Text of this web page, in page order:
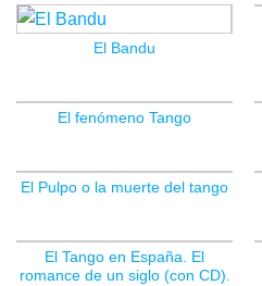
El Bandu
El fenómeno Tango
El Pulpo o la muerte del tango
El Tango en España. El
romance de un siglo (con CD).